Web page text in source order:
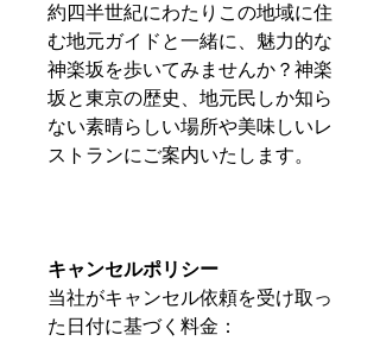
約四半世紀にわたりこの地域に住
む地元ガイドと一緒に、魅力的な
神楽坂を歩いてみませんか？神楽
坂と東京の歴史、地元民しか知ら
ない素晴らしい場所や美味しいレ
ストランにご案内いたします。
キャンセルポリシー
当社がキャンセル依頼を受け取っ
た日付に基づく料金：